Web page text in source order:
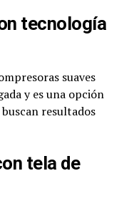
tecnología
suaves
y es una opción
resultados
tela de